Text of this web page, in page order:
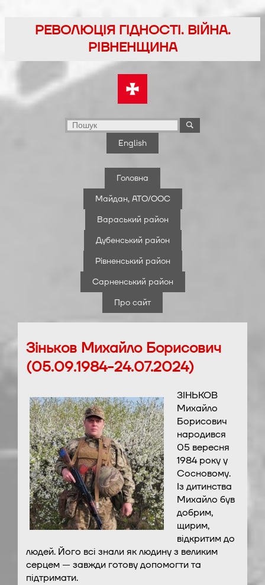
РЕВОЛЮЦІЯ ГІДНОСТІ. ВІЙНА.
РІВНЕНЩИНА
English
Головна
Майдан, АТО/ООС
Вараський район
Дубенський район
Рівненський район
Сарненський район
Про сайт
Зіньков Михайло Борисович
(05.09.1984-24.07.2024)
ЗІНЬКОВ
Михайло
Борисович
народився
05 вересня
1984 року у
Сосновому.
Із дитинства
Михайло був
добрим,
щирим,
відкритим до
людей. Його всі знали як людину з великим
серцем — завжди готову допомогти та
підтримати.